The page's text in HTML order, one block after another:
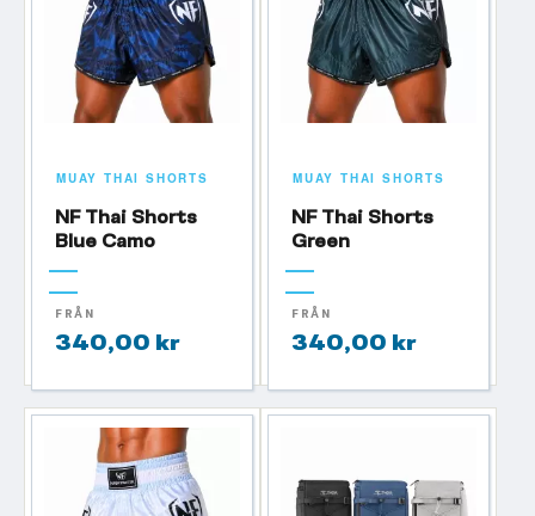
MUAY THAI SHORTS
NF Thai Shorts
Blue Camo
FRÅN
340,00 kr
MUAY THAI SHORTS
NF Thai Shorts
Green
FRÅN
340,00 kr